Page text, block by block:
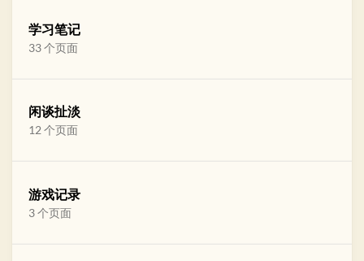
学习笔记
33 个页面
闲谈扯淡
12 个页面
游戏记录
3 个页面